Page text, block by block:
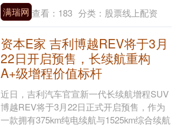
满瑞网 查看： 183 分类： 股票线上配资
资本E家 吉利博越REV将于3月
22日开启预售，长续航重构
A+级增程价值标杆
近日，吉利汽车官宣新一代长续航增程SUV
博越REV将于3月22日正式开启预售，作为
一款拥有375km纯电续航与1525km综合续航